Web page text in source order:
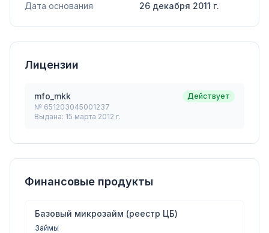
Дата основания
26 декабря 2011 г.
Лицензии
mfo_mkk
№ 651203045001237
Выдана: 15 марта 2012 г.
Действует
Финансовые продукты
Базовый микрозайм (реестр ЦБ)
Займы